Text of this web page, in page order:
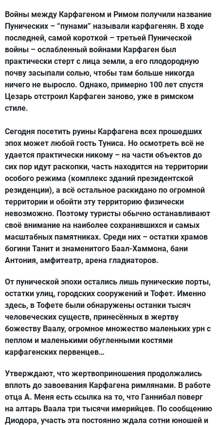
Войны между Карфагеном и Римом получили название
Пунических – “пунами” называли карфагенян. В ходе
последней, самой короткой – третьей Пунической
войны – ослабленный войнами Карфаген был
практически стерт с лица земли, а его плодородную
почву засыпали солью, чтобы там больше никогда
ничего не выросло. Однако, примерно 100 лет спустя
Цезарь отстроил Карфаген заново, уже в римском
стиле.
Сегодня посетить руины Карфагена всех прошедших
эпох может любой гость Туниса. Но осмотреть всё не
удается практически никому – на части объектов до
сих пор идут раскопки, часть находится на территории
особого режима (комплекс зданий президентской
резиденции), а всё остальное раскидано по огромной
территории и обойти эту территорию физически
невозможно. Поэтому туристы обычно останавливают
своё внимание на наиболее сохранившихся и самых
масштабных памятниках. Среди них – остатки храмов
богини Танит и знаменитого Баал-Хаммона, бани
Антония, амфитеатр, арена гладиаторов.
От пунической эпохи остались лишь пунические порты,
остатки улиц, городских сооружений и Тофет. Именно
здесь, в Тофете были обнаружены останки тысяч
человеческих существ, принесённых в жертву
божеству Ваалу, огромное множество маленьких урн с
пеплом и маленькими обугленными костями
карфагенских первенцев…
Утверждают, что жертвоприношения продолжались
вплоть до завоевания Карфагена римлянами. В работе
отца А. Меня есть ссылка на то, что Ганнибал поверг
на алтарь Ваала три тысячи имерийцев. По сообщению
Диодора, участь эта постоянно ждала сотни юношей и